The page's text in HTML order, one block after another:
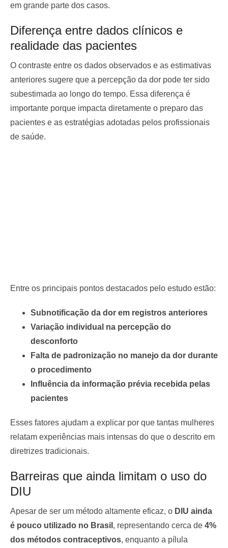
em grande parte dos casos.
Diferença entre dados clínicos e
realidade das pacientes
O contraste entre os dados observados e as estimativas
anteriores sugere que a percepção da dor pode ter sido
subestimada ao longo do tempo. Essa diferença é
importante porque impacta diretamente o preparo das
pacientes e as estratégias adotadas pelos profissionais
de saúde.
Entre os principais pontos destacados pelo estudo estão:
Subnotificação da dor em registros anteriores
Variação individual na percepção do
desconforto
Falta de padronização no manejo da dor durante
o procedimento
Influência da informação prévia recebida pelas
pacientes
Esses fatores ajudam a explicar por que tantas mulheres
relatam experiências mais intensas do que o descrito em
diretrizes tradicionais.
Barreiras que ainda limitam o uso do
DIU
Apesar de ser um método altamente eficaz, o DIU ainda
é pouco utilizado no Brasil , representando cerca de 4%
dos métodos contraceptivos, enquanto a pílula